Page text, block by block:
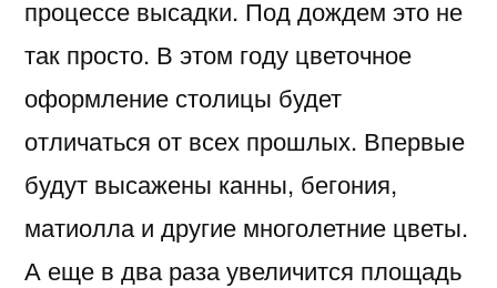
процессе высадки. Под дождем это не
так просто. В этом году цветочное
оформление столицы будет
отличаться от всех прошлых. Впервые
будут высажены канны, бегония,
матиолла и другие многолетние цветы.
А еще в два раза увеличится площадь